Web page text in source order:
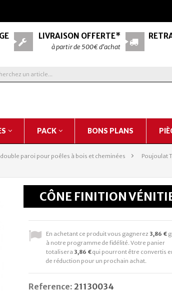
LIVRAISON OFFERTE*
à partir de 500€ d'achat
PACK BONS PLANS
paroi pour poêles à bois et cheminées > Poujoulat
CÔNE FINITION
En achetant ce produit vous gagnerez 3,86 €
à notre programme de fidélité. Votre panier
totalisera 3,86 €qui pourront être convertis
de réduction pour un prochain achat.
Reference: 21130034